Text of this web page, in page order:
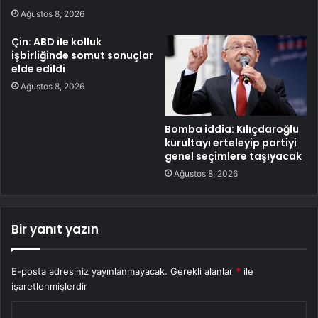
Ağustos 8, 2026
Çin: ABD ile kolluk
işbirliğinde somut sonuçlar
elde edildi
Ağustos 8, 2026
Bomba iddia: Kılıçdaroğlu
kurultayı erteleyip partiyi
genel seçimlere taşıyacak
Ağustos 8, 2026
Bir yanıt yazın
E-posta adresiniz yayınlanmayacak. Gerekli alanlar * ile
işaretlenmişlerdir